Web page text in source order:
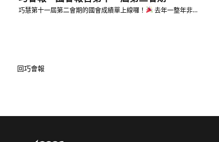
巧慧第十一屆第二會期的國會成績單上線囉！ 去年一整年非…
回巧會報